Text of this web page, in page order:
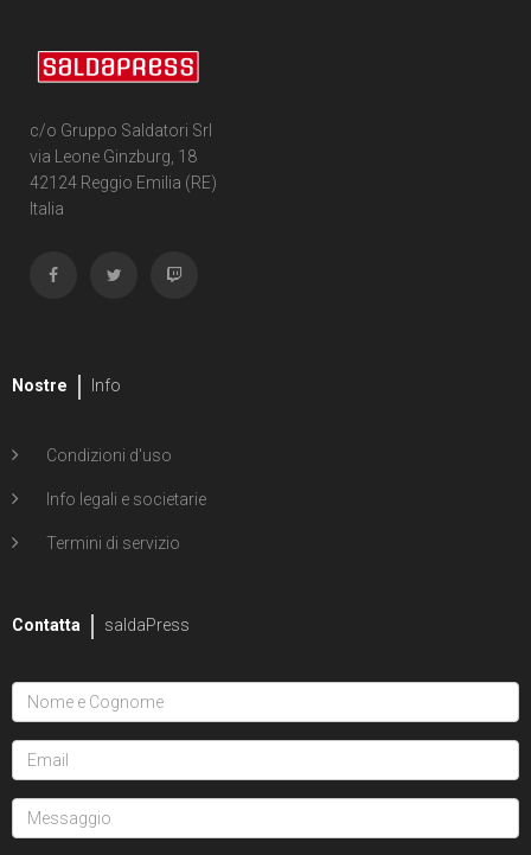
c/o Gruppo Saldatori Srl
via Leone Ginzburg, 18
42124 Reggio Emilia (RE)
Italia
Nostre Info
Condizioni d'uso
Info legali e societarie
Termini di servizio
Contatta saldaPress